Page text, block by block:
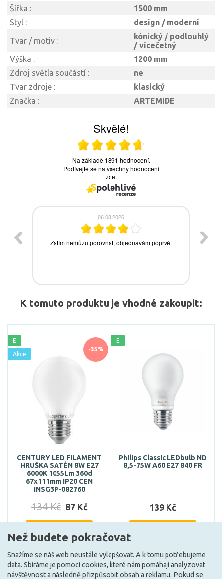
Šířka :
1500 mm
Styl :
design / moderní
Tvar / motiv :
kónický / podlouhlý
/ vícečetný
Výška :
1200 mm
Zdroj světla součástí :
ne
Tvar zdroje :
klasický
Značka :
ARTEMIDE
K tomuto produktu je vhodné zakoupit:
-35%
E
Akce
CENTURY LED FILAMENT
HRUŠKA SATÉN 8W E27
6000K 1055Lm 360d
67x111mm IP20 CEN
INSG3P-082760
134 Kč 87 Kč
DO KOŠÍKU
Skladem e-shop (6 ks)
E
Philips Classic LEDbulb ND
8,5-75W A60 E27 840 FR
139 Kč
Může být u Vás 11. 8.
Než budete pokračovat
Snažíme se náš web neustále vylepšovat. A k tomu potřebujeme
data. Sbíráme je pomocí cookies, které nám pomáhají analyzovat
návštěvnost a následně přizpůsobit obsah a reklamu. Pokud se